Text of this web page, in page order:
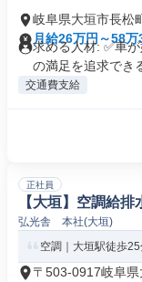
岐阜県大垣市長松
月給26万円～58万
求める人材: ✅車
の満足を追求でき
交通費支給
正社員
【大垣】空調給
弘光舎 本社(大垣)
空調｜大垣駅徒歩
〒503-0917岐阜